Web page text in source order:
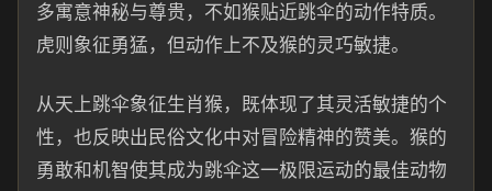
多寓意神秘与尊贵，不如猴贴近跳伞的动作特质。
虎则象征勇猛，但动作上不及猴的灵巧敏捷。
从天上跳伞象征生肖猴，既体现了其灵活敏捷的个
性，也反映出民俗文化中对冒险精神的赞美。猴的
勇敢和机智使其成为跳伞这一极限运动的最佳动物